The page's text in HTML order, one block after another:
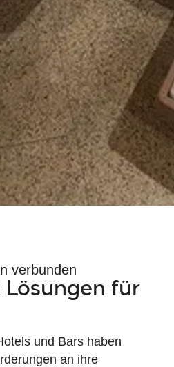
verbunden
für
und Bars haben
an ihre